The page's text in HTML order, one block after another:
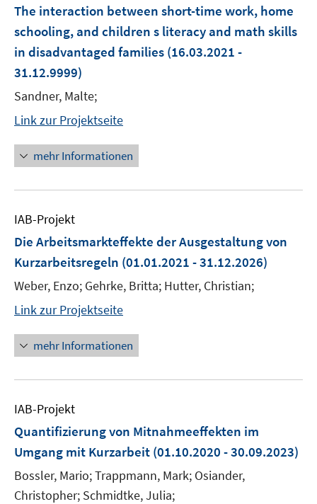
The interaction between short-time work, home
schooling, and children s literacy and math skills
in disadvantaged families (16.03.2021 -
31.12.9999)
Sandner, Malte;
Link zur Projektseite
mehr Informationen
IAB-Projekt
Die Arbeitsmarkteffekte der Ausgestaltung von
Kurzarbeitsregeln (01.01.2021 - 31.12.2026)
Weber, Enzo; Gehrke, Britta; Hutter, Christian;
Link zur Projektseite
mehr Informationen
IAB-Projekt
Quantifizierung von Mitnahmeeffekten im
Umgang mit Kurzarbeit (01.10.2020 - 30.09.2023)
Bossler, Mario; Trappmann, Mark; Osiander,
Christopher; Schmidtke, Julia;